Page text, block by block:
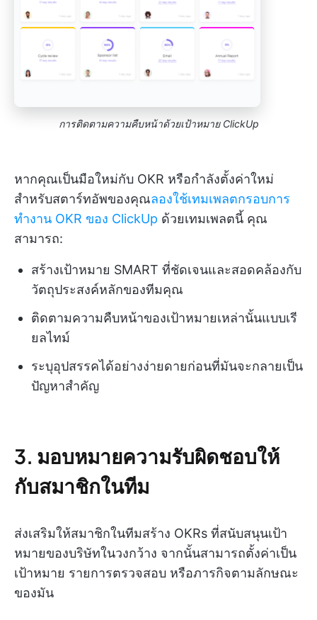
การติดตามความคืบหน้าด้วยเป้าหมาย ClickUp
หากคุณเป็นมือใหม่กับ OKR หรือกำลังตั้งค่าใหม่
สำหรับสตาร์ทอัพของคุณลองใช้เทมเพลตกรอบการ
ทำงาน OKR ของ ClickUp ด้วยเทมเพลตนี้ คุณ
สามารถ:
สร้างเป้าหมาย SMART ที่ชัดเจนและสอดคล้องกับ
วัตถุประสงค์หลักของทีมคุณ
ติดตามความคืบหน้าของเป้าหมายเหล่านั้นแบบเรี
ยลไทม์
ระบุอุปสรรคได้อย่างง่ายดายก่อนที่มันจะกลายเป็น
ปัญหาสำคัญ
3. มอบหมายความรับผิดชอบให้
กับสมาชิกในทีม
ส่งเสริมให้สมาชิกในทีมสร้าง OKRs ที่สนับสนุนเป้า
หมายของบริษัทในวงกว้าง จากนั้นสามารถตั้งค่าเป็น
เป้าหมาย รายการตรวจสอบ หรือภารกิจตามลักษณะ
ของมัน